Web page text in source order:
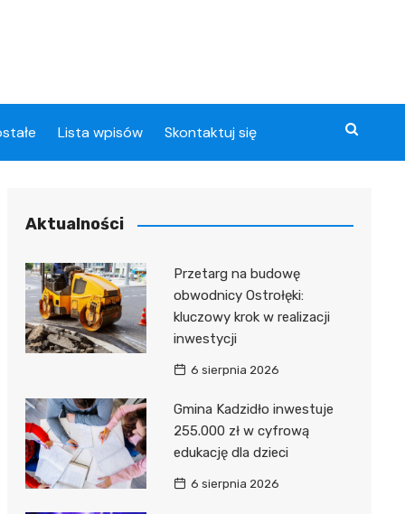
Lista wpisów Skontaktuj się
Aktualności
Przetarg na budowę
obwodnicy Ostrołęki:
kluczowy krok w realizacji
inwestycji
6 sierpnia 2026
Gmina Kadzidło inwestuje
255.000 zł w cyfrową
edukację dla dzieci
6 sierpnia 2026